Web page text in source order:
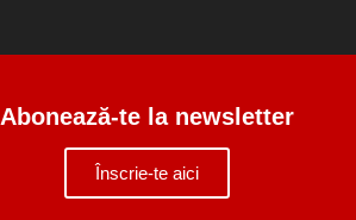
Abonează-te la newsletter
Înscrie-te aici